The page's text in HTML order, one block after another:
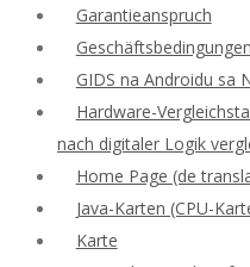
Garantieanspruch
Geschäftsbedingungen
GIDS na Androidu sa
Hardware-
nach digitaler Logik
Home Page (de
Java-Karten (CPU-
Karte